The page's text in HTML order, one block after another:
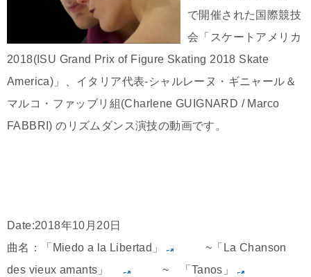
で開催された国際競技
会「スケートアメリカ
2018(ISU Grand Prix of Figure Skating 2018 Skate
America)」、イタリア代表-シャルレーヌ・ギニャール＆
マルコ・ファッブリ組(Charlene GUIGNARD / Marco
FABBRI) のリズムダンス演技の動画です。
Date:2018年10月20日
曲名：「Miedo a la Libertad」
~「La Chanson
des vieux amants」
~ 「Tanos」